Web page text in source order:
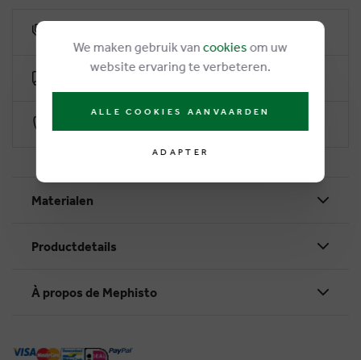
Livraison gratuite dès €50
Materialen
Productdetails
À propos de Mephisto
We maken gebruik van cookies om uw
website ervaring te verbeteren.
ALLE COOKIES AANVAARDEN
ADAPTER